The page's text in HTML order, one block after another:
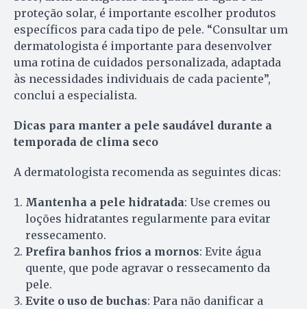
proteção solar, é importante escolher produtos
específicos para cada tipo de pele. “Consultar um
dermatologista é importante para desenvolver
uma rotina de cuidados personalizada, adaptada
às necessidades individuais de cada paciente”,
conclui a especialista.
Dicas para manter a pele saudável durante a
temporada de clima seco
A dermatologista recomenda as seguintes dicas:
Mantenha a pele hidratada: Use cremes ou
loções hidratantes regularmente para evitar
ressecamento.
Prefira banhos frios a mornos: Evite água
quente, que pode agravar o ressecamento da
pele.
Evite o uso de buchas: Para não danificar a